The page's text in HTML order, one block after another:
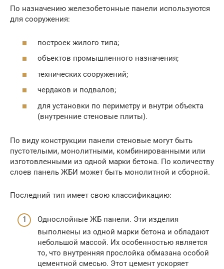
По назначению железобетонные панели используются
для сооружения:
построек жилого типа;
объектов промышленного назначения;
технических сооружений;
чердаков и подвалов;
для установки по периметру и внутри объекта
(внутренние стеновые плиты).
По виду конструкции панели стеновые могут быть
пустотелыми, монолитными, комбинированными или
изготовленными из одной марки бетона. По количеству
слоев панель ЖБИ может быть монолитной и сборной.
Последний тип имеет свою классификацию:
Однослойные ЖБ панели. Эти изделия
выполнены из одной марки бетона и обладают
небольшой массой. Их особенностью является
то, что внутренняя прослойка обмазана особой
цементной смесью. Этот цемент ускоряет